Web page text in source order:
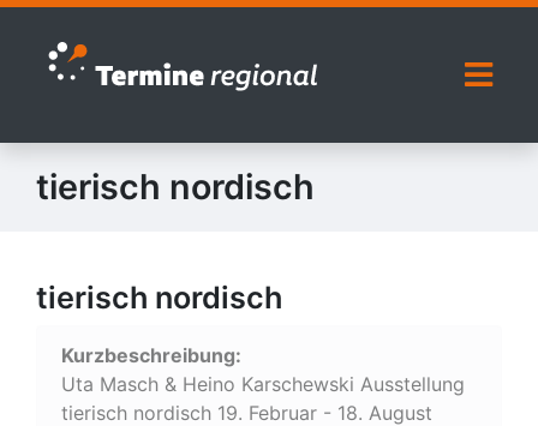
Zur Navigation springen
Zum Inhalt springen
tierisch nordisch
tierisch nordisch
Kurzbeschreibung:
Uta Masch & Heino Karschewski Ausstellung
tierisch nordisch 19. Februar - 18. August